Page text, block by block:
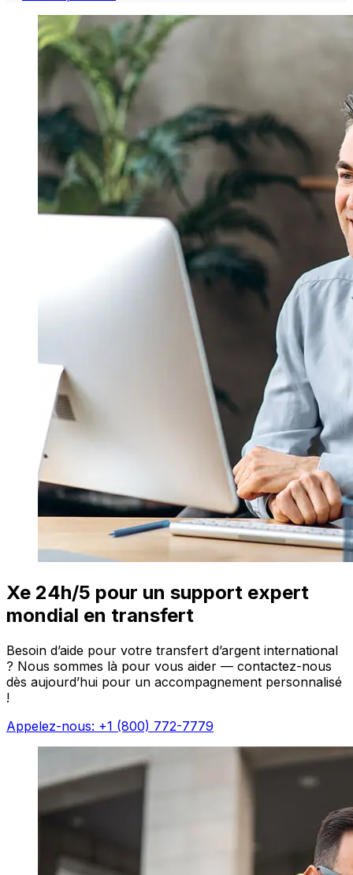
Xe 24h/5 pour un support expert
mondial en transfert
Besoin d’aide pour votre transfert d’argent international
? Nous sommes là pour vous aider — contactez-nous
dès aujourd’hui pour un accompagnement personnalisé
!
Appelez-nous: +1 (800) 772-7779